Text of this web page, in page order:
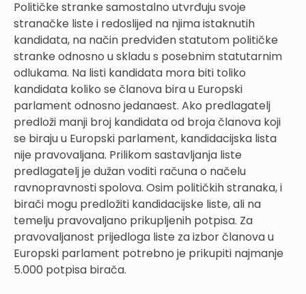
Političke stranke samostalno utvrđuju svoje
stranačke liste i redoslijed na njima istaknutih
kandidata, na način predviđen statutom političke
stranke odnosno u skladu s posebnim statutarnim
odlukama. Na listi kandidata mora biti toliko
kandidata koliko se članova bira u Europski
parlament odnosno jedanaest. Ako predlagatelj
predloži manji broj kandidata od broja članova koji
se biraju u Europski parlament, kandidacijska lista
nije pravovaljana. Prilikom sastavljanja liste
predlagatelj je dužan voditi računa o načelu
ravnopravnosti spolova. Osim političkih stranaka, i
birači mogu predložiti kandidacijske liste, ali na
temelju pravovaljano prikupljenih potpisa. Za
pravovaljanost prijedloga liste za izbor članova u
Europski parlament potrebno je prikupiti najmanje
5.000 potpisa birača.